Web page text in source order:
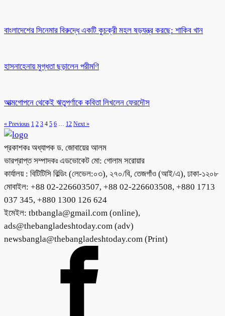
বাংলাদেশের সিনেমার বিরুদ্ধে একটি কুচক্রী মহল ষড়যন্ত্র করছে: শাকিব খান
হাসনাহেনায় মুগ্ধতা ছড়ালেন পরীমণি
আত্মগোপনে থেকেই ঋতুপর্ণাকে কবিতা লিখলেন ফেরদৌস
« Previous 1 2 3 4 5 6 12 Next »
প্রকাশকঃ অধ্যাপক ড. জোবায়ের আলম
ভারপ্রাপ্ত সম্পাদকঃ এডভোকেট মো: গোলাম সরোয়ার
কার্যালয় : বিটিটিসি বিল্ডিং (লেভেল:০৩), ২৭০/বি, তেজগাঁও (আই/এ), ঢাকা-১২০৮
মোবাইল: +88 02-226603507, +88 02-226603508, +880 1713
037 345, +880 1300 126 624
ইমেইল: tbtbangla@gmail.com (online),
ads@thebangladeshtoday.com (adv)
newsbangla@thebangladeshtoday.com (Print)